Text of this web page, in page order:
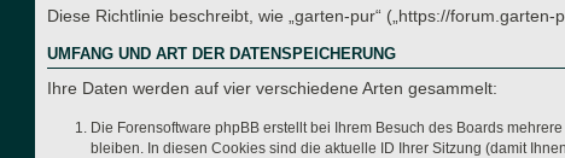
Diese Richtlinie beschreibt, wie „garten-pur“ („https://
UMFANG UND ART DER DATENSPEICHERUNG
Ihre Daten werden auf vier verschiedene Arten gesammelt:
Die Forensoftware phpBB erstellt bei Ihrem Besuch des Boards
bleiben. In diesen Cookies sind die aktuelle ID Ihrer Sitzung (damit